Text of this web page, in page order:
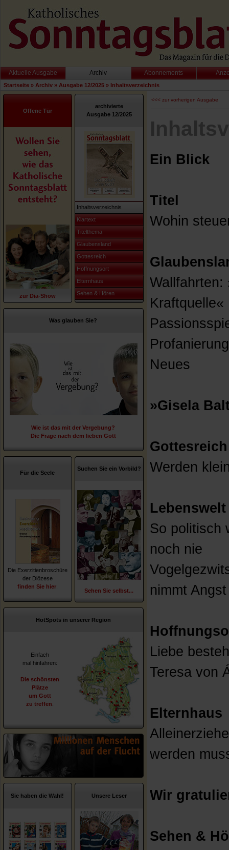
Aktuelle Ausgabe Archiv Abonnements
Startseite » Archiv » Ausgabe 12/2025 » Inhaltsverzeichnis
Offene Tür
zur Dia-Show
archivierte
Ausgabe 12/2025
Inhaltsverzeichnis
Klartext
Titelthema
Glaubensland
Gottesreich
Hoffnungsort
Elternhaus
Sehen & Hören
Was glauben Sie?
Wie ist das mit der Vergebung?
Die Frage nach dem lieben Gott
Für die Seele
Die Exerzitienbroschüre
der Diözese
finden Sie hier
Suchen Sie ein Vorbild?
Sehen Sie selbst...
HotSpots in unserer Region
Einfach
mal hinfahren:
Die schönsten
Plätze
um Gott
zu treffen
Sie haben die Wahl! Unsere Leser
<<< zur vorherigen Ausgabe
Ein Blick
Titel
Wohin
Wallfahrten:
Kraftquelle«
Neues
»Gisela
Gottesreich
Werden
Lebenswelt
So politisch
noch nie
nimmt Angst
Liebe
Teresa von
Elternhaus
werden
Wir
Sehen &